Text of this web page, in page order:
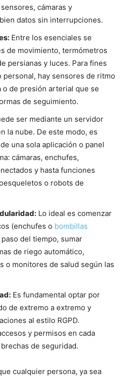
cámaras y
datos sin interrupciones.
Entre los esenciales se
de movimiento, termómetros
persianas y luces. Para fines
personal, hay sensores de ritmo
o de presión arterial que se
de seguimiento.
ser mediante un servidor
la nube. De este modo, es
una sola aplicación o panel
cámaras, enchufes,
y hasta funciones
o robots de
Lo ideal es comenzar
(enchufes o bombillas
paso del tiempo, sumar
de riego automático,
o monitores de salud según las
Es fundamental optar por
de extremo a extremo y
al estilo RGPD.
y permisos en cada
de seguridad.
cualquier persona, ya sea